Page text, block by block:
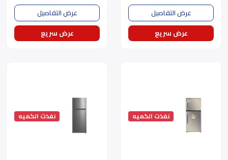
عرض التفاصيل
عرض سريع
عرض التفاصيل
عرض سريع
نفذت الكميه نفذت الكميه